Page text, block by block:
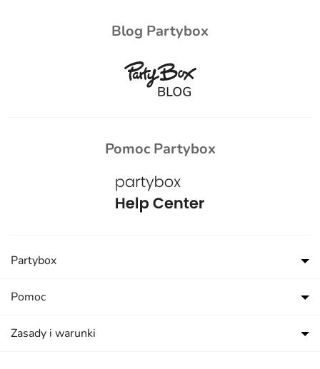
Blog Partybox
Pomoc Partybox
Partybox
Pomoc
Zasady i warunki